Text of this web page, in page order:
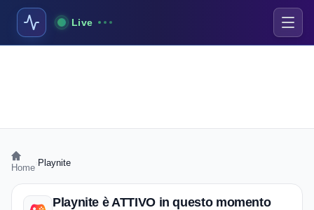
Live
Home Playnite
Playnite è ATTIVO in questo momento